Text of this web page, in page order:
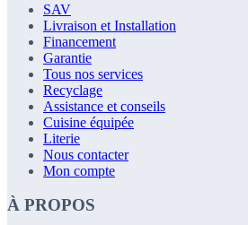
SAV
Livraison et Installation
Financement
Garantie
Tous nos services
Recyclage
Assistance et conseils
Cuisine équipée
Literie
Nous contacter
Mon compte
À PROPOS